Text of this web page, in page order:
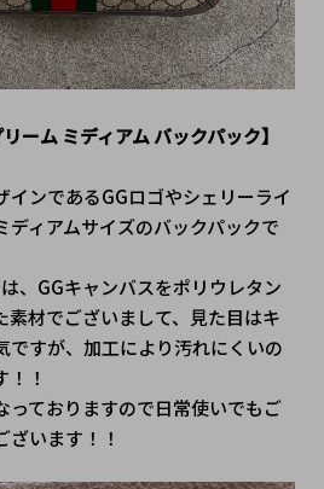
ーム ミディアム バックパック】
インであるGGロゴやシェリーライ
ディアムサイズのバックパックで
、GGキャンバスをポリウレタン
素材でございまして、見た目はキ
ですが、加工により汚れにくいの
！
っておりますので日常使いでもご
います！！